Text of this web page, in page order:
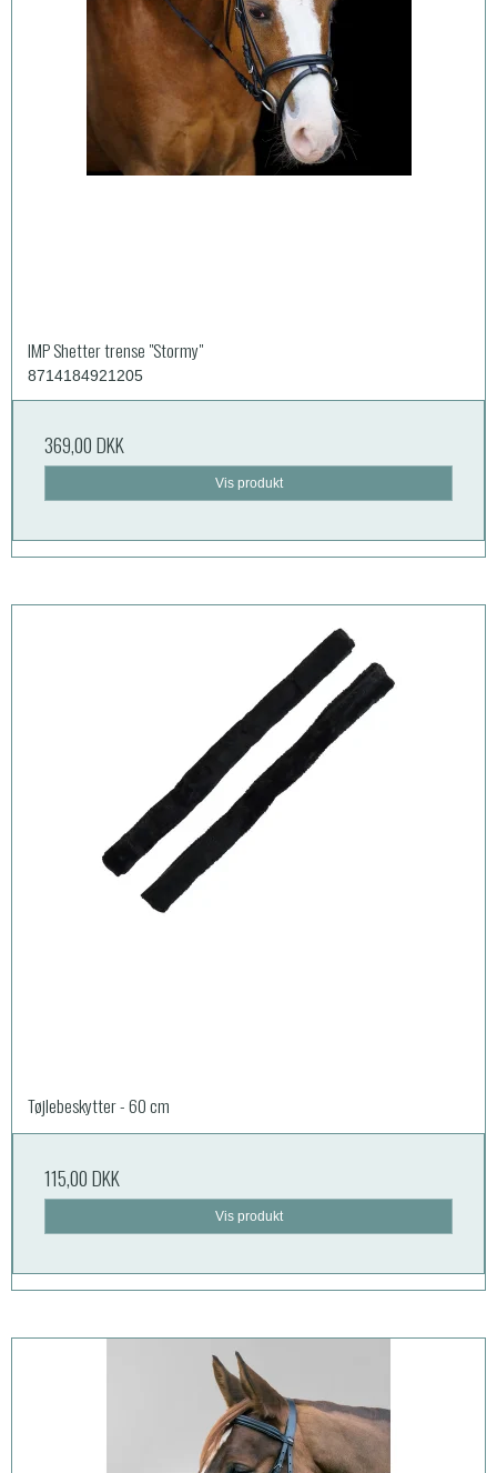
IMP Shetter trense "Stormy"
8714184921205
369,00 DKK
Vis produkt
Tøjlebeskytter - 60 cm
115,00 DKK
Vis produkt